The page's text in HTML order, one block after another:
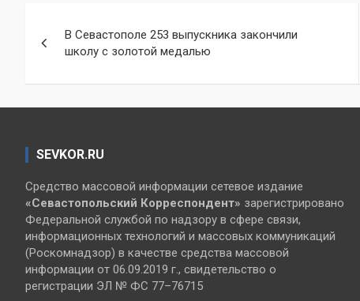
по
записям
В Севастополе 253 выпускника закончили
школу с золотой медалью
SEVKOR.RU
Средство массовой информации сетевое издание
«Севастопольский Корреспондент» зарегистрировано
Федеральной службой по надзору в сфере связи,
информационных технологий и массовых коммуникаций
(Роскомнадзор) в качестве средства массовой
информации от 06.09.2019 г., свидетельство о
регистрации ЭЛ № ФС 77–76715